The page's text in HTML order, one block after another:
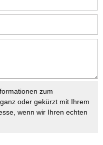
zum
oder gekürzt mit Ihrem
wenn wir Ihren echten